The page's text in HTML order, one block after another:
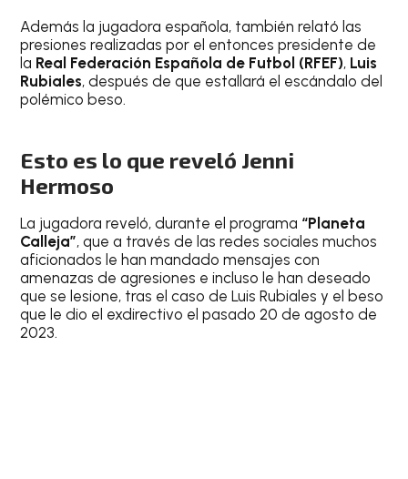
Además la jugadora española, también relató las
presiones realizadas por el entonces presidente de
la Real Federación Española de Futbol (RFEF), Luis
Rubiales, después de que estallará el escándalo del
polémico beso.
Esto es lo que reveló Jenni
Hermoso
La jugadora reveló, durante el programa “Planeta
Calleja”, que a través de las redes sociales muchos
aficionados le han mandado mensajes con
amenazas de agresiones e incluso le han deseado
que se lesione, tras el caso de Luis Rubiales y el beso
que le dio el exdirectivo el pasado 20 de agosto de
2023.